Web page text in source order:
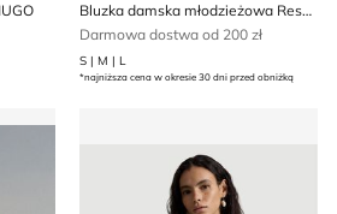
Bluzka damska młodzieżowa Reserved
Darmowa dostwa od 200 zł
S | M | L
*najniższa cena w okresie 30 dni przed obniżką